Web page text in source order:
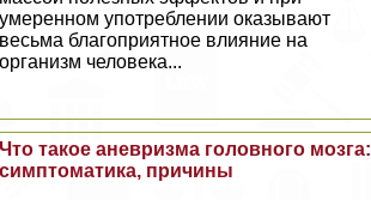
умеренном употрeблении оказывают
весьма благоприятное влияние на
организм человека...
Что такое аневризма головного мозга:
симптоматика, причины